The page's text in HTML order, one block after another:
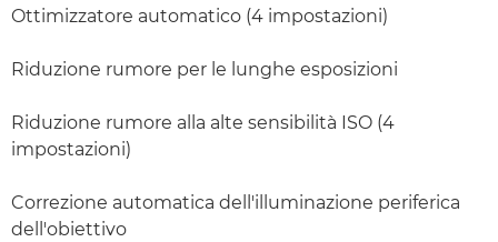
Ottimizzatore automatico (4 impostazioni)
Riduzione rumore per le lunghe esposizioni
Riduzione rumore alla alte sensibilità ISO (4
impostazioni)
Correzione automatica dell'illuminazione periferica
dell'obiettivo